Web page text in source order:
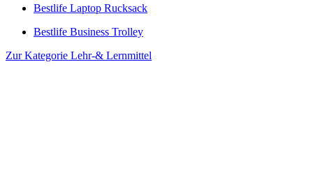
Bestlife Laptop Rucksack
Bestlife Business Trolley
Zur Kategorie Lehr-& Lernmittel